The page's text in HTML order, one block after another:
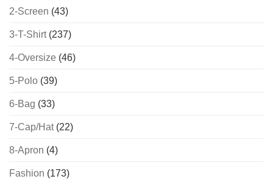
2-Screen (43)
3-T-Shirt(237)
4-Oversize (46)
5-Polo (39)
6-Bag (33)
7-Cap/Hat(22)
8-Apron (4)
Fashion (173)